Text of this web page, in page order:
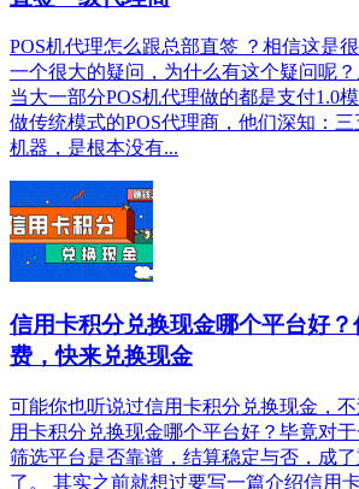
POS机代理怎么跟总部直签 ？相信这是
一个很大的疑问，为什么有这个疑问呢
当大一部分POS机代理做的都是支付1.0
做传统模式的POS代理商，他们深知：
机器，是根本没有...
信用卡积分兑换现金哪个平台好
费，快来兑换现金
可能你也听说过信用卡积分兑换现金，
用卡积分兑换现金哪个平台好？毕竟对
筛选平台是否靠谱，结算稳定与否，成
了。 其实之前就想过要写一篇介绍信用